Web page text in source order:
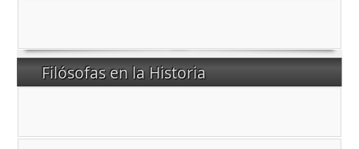
Filósofas en la Historia